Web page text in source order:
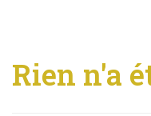
Rien n'a